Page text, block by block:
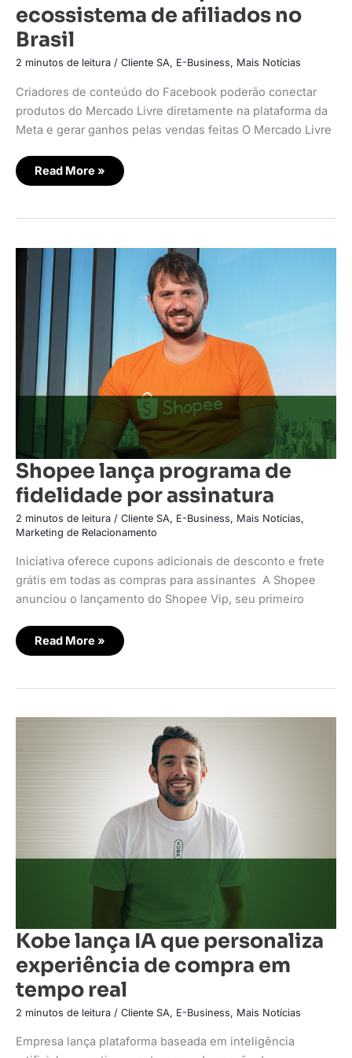
ecossistema de afiliados no
Brasil
2 minutos de leitura / Cliente SA, E-Business, Mais Notícias
Criadores de conteúdo do Facebook poderão conectar
produtos do Mercado Livre diretamente na plataforma da
Meta e gerar ganhos pelas vendas feitas O Mercado Livre
Read More »
Shopee lança programa de
fidelidade por assinatura
2 minutos de leitura / Cliente SA, E-Business, Mais Notícias,
Marketing de Relacionamento
Iniciativa oferece cupons adicionais de desconto e frete
grátis em todas as compras para assinantes A Shopee
anunciou o lançamento do Shopee Vip, seu primeiro
Shopee
lança
programa
de
fidelidade
por
assinatura
Read More »
Kobe lança IA que personaliza
experiência de compra em
tempo real
2 minutos de leitura / Cliente SA, E-Business, Mais Notícias
Empresa lança plataforma baseada em inteligência